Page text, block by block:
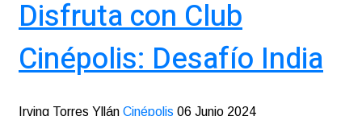
Disfruta con Club
Cinépolis: Desafío India
Irving Torres Yllán Cinépolis 06 Junio 2024